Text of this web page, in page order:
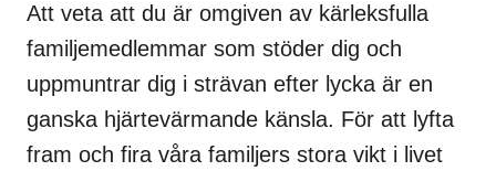
Att veta att du är omgiven av kärleksfulla
familjemedlemmar som stöder dig och
uppmuntrar dig i strävan efter lycka är en
ganska hjärtevärmande känsla. För att lyfta
fram och fira våra familjers stora vikt i livet